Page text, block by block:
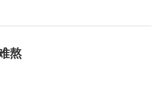
熬